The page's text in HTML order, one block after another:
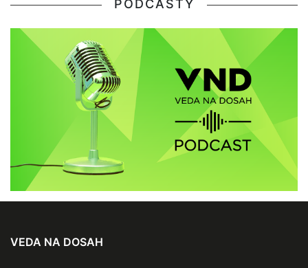
PODCASTY
VEDA NA DOSAH